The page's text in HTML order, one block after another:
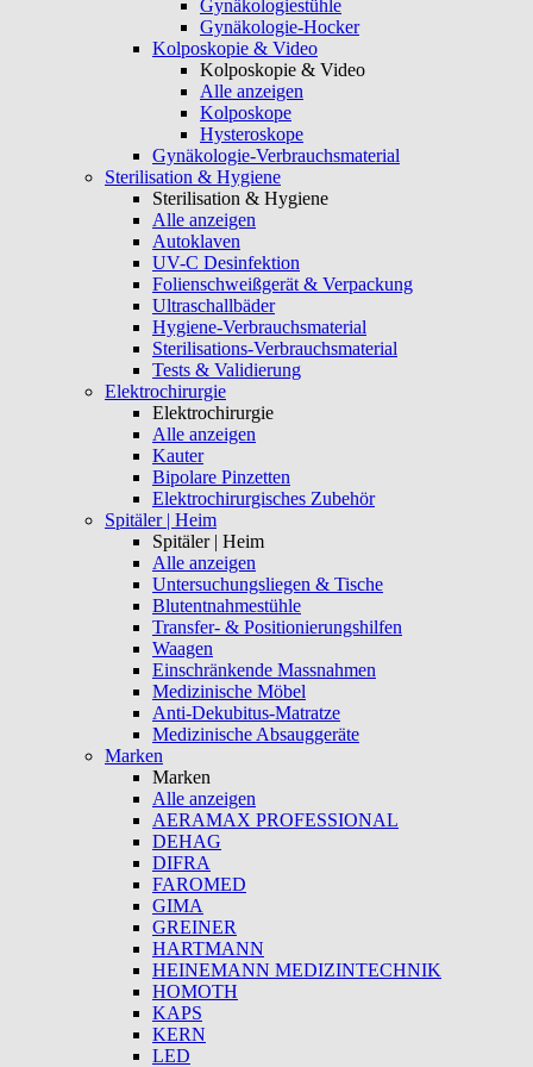
Gynäkologiestühle
Gynäkologie-Hocker
Kolposkopie & Video
Kolposkopie & Video
Alle anzeigen
Kolposkope
Hysteroskope
Gynäkologie-Verbrauchsmaterial
Sterilisation & Hygiene
Sterilisation & Hygiene
Alle anzeigen
Autoklaven
UV-C Desinfektion
Folienschweißgerät & Verpackung
Ultraschallbäder
Hygiene-Verbrauchsmaterial
Sterilisations-Verbrauchsmaterial
Tests & Validierung
Elektrochirurgie
Elektrochirurgie
Alle anzeigen
Kauter
Bipolare Pinzetten
Elektrochirurgisches Zubehör
Spitäler | Heim
Spitäler | Heim
Alle anzeigen
Untersuchungsliegen & Tische
Blutentnahmestühle
Transfer- & Positionierungshilfen
Waagen
Einschränkende Massnahmen
Medizinische Möbel
Anti-Dekubitus-Matratze
Medizinische Absauggeräte
Marken
Marken
Alle anzeigen
AERAMAX PROFESSIONAL
DEHAG
DIFRA
FAROMED
GIMA
GREINER
HARTMANN
HEINEMANN MEDIZINTECHNIK
HOMOTH
KAPS
KERN
LED